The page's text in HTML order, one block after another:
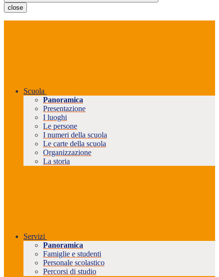
close
Scuola
Panoramica
Presentazione
I luoghi
Le persone
I numeri della scuola
Le carte della scuola
Organizzazione
La storia
Servizi
Panoramica
Famiglie e studenti
Personale scolastico
Percorsi di studio